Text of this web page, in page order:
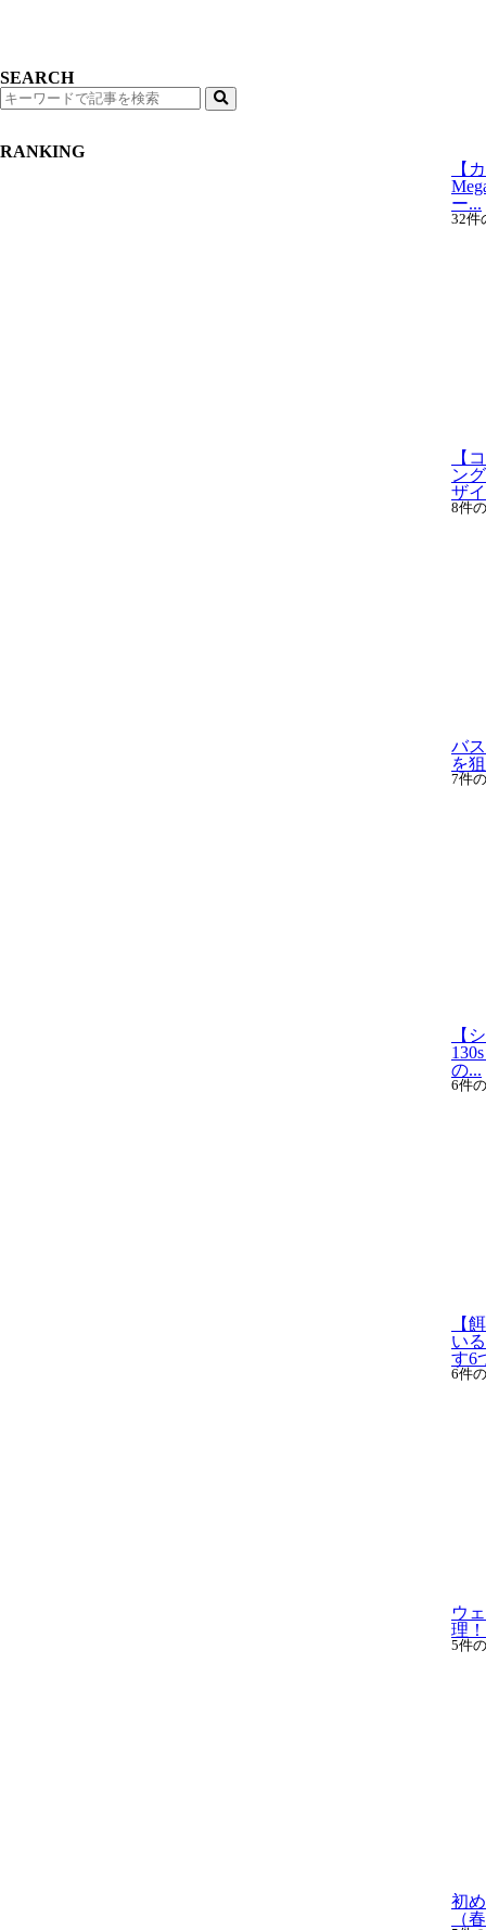
SEARCH
検
索
RANKING
【
ー...
32件
【
ン
ザ
8件
バ
を
7件
【
の...
6件
【
い
す6
6件
ウ
理
5件
初
（